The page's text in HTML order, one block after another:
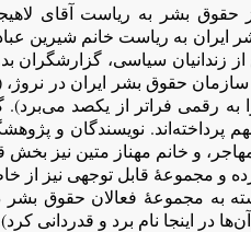
بشر به ریاست آقای
ایران به ریاست خانم شیرین
از زندانیان سیاسی،
حقوق بشر ایران در
رقمی فرا‌تر از یکصد می‌برد).
پرداخته‌اند. نویسندگان و
و خانم مهناز متین نیز بخش
و مجموعۀ قابل توجهی نیز از
به مجموعۀ فعالان حقوق
در اینجا نام برد و قدردانی